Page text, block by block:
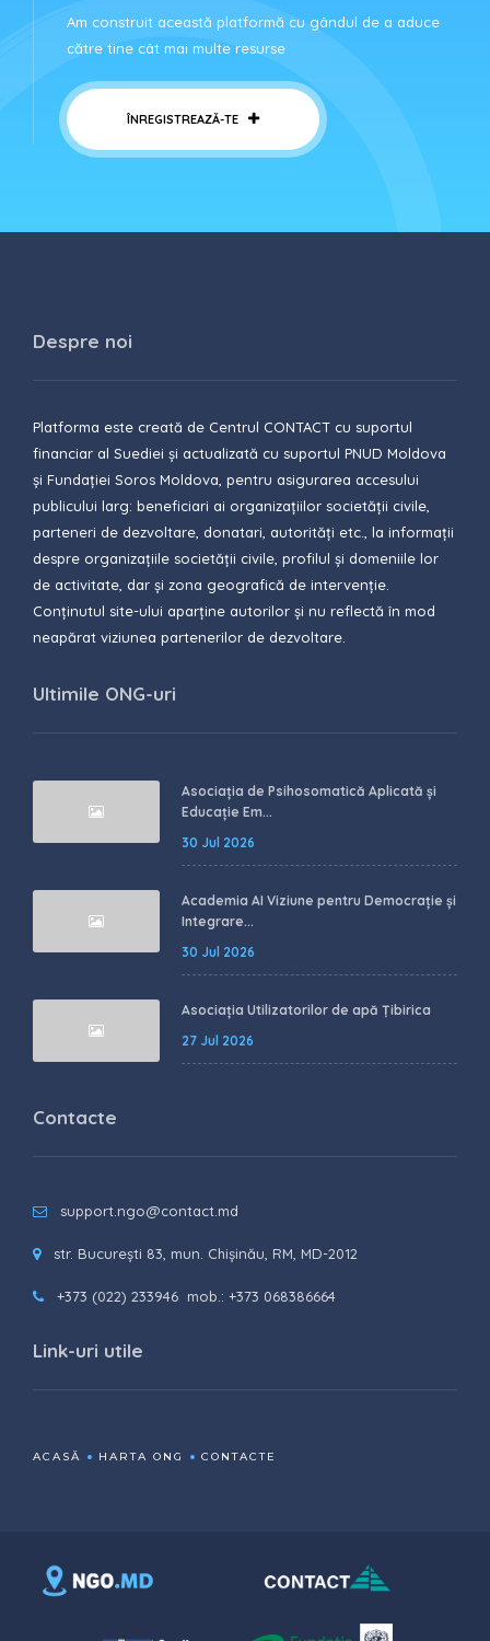
Am construit această platformă cu gândul de a aduce
către tine cât mai multe resurse
ÎNREGISTREAZĂ-TE
Despre noi
Platforma este creată de Centrul CONTACT cu suportul
financiar al Suediei și actualizată cu suportul PNUD Moldova
și Fundației Soros Moldova, pentru asigurarea accesului
publicului larg: beneficiari ai organizațiilor societății civile,
parteneri de dezvoltare, donatari, autorități etc., la informații
despre organizațiile societății civile, profilul și domeniile lor
de activitate, dar și zona geografică de intervenție.
Conținutul site-ului aparține autorilor și nu reflectă în mod
neapărat viziunea partenerilor de dezvoltare.
Ultimile ONG-uri
Asociația de Psihosomatică Aplicată și
Educație Em...
30 Jul 2026
Academia AI Viziune pentru Democrație și
Integrare...
30 Jul 2026
Asociația Utilizatorilor de apă Țibirica
27 Jul 2026
Contacte
support.ngo@contact.md
str. București 83, mun. Chișinău, RM, MD-2012
+373 (022) 233946 mob.: +373 068386664
Link-uri utile
ACASĂ HARTA ONG CONTACTE